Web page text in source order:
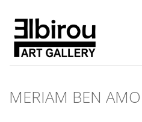
MERIAM BEN